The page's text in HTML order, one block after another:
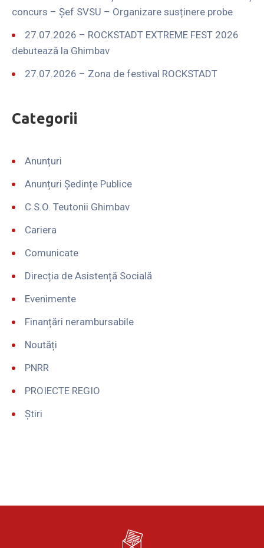
concurs – Șef SVSU – Organizare susținere probe
27.07.2026 – ROCKSTADT EXTREME FEST 2026
debutează la Ghimbav
27.07.2026 – Zona de festival ROCKSTADT
Categorii
Anunțuri
Anunțuri Ședințe Publice
C.S.O. Teutonii Ghimbav
Cariera
Comunicate
Direcția de Asistență Socială
Evenimente
Finanțări nerambursabile
Noutăți
PNRR
PROIECTE REGIO
Știri